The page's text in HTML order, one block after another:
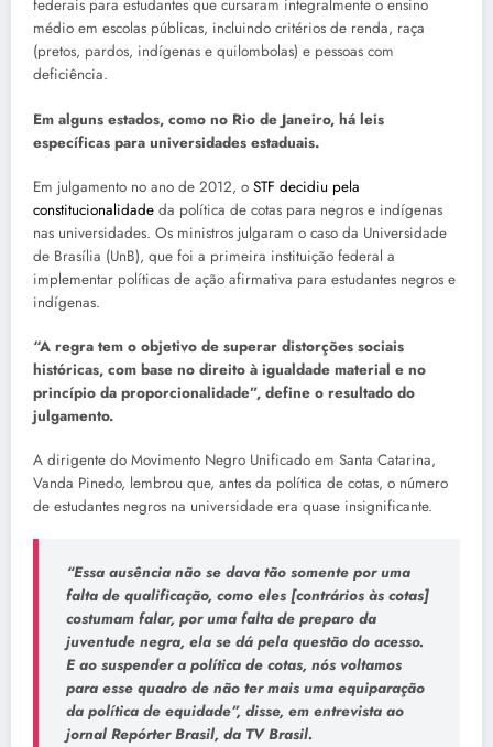
federais para estudantes que cursaram integralmente o ensino
médio em escolas públicas, incluindo critérios de renda, raça
(pretos, pardos, indígenas e quilombolas) e pessoas com
deficiência.
Em alguns estados, como no Rio de Janeiro, há leis
específicas para universidades estaduais.
Em julgamento no ano de 2012, o STF decidiu pela
constitucionalidade da política de cotas para negros e indígenas
nas universidades. Os ministros julgaram o caso da Universidade
de Brasília (UnB), que foi a primeira instituição federal a
implementar políticas de ação afirmativa para estudantes negros e
indígenas.
“A regra tem o objetivo de superar distorções sociais
históricas, com base no direito à igualdade material e no
princípio da proporcionalidade”, define o resultado do
julgamento.
A dirigente do Movimento Negro Unificado em Santa Catarina,
Vanda Pinedo, lembrou que, antes da política de cotas, o número
de estudantes negros na universidade era quase insignificante.
“Essa ausência não se dava tão somente por uma
falta de qualificação, como eles [contrários às cotas]
costumam falar, por uma falta de preparo da
juventude negra, ela se dá pela questão do acesso.
E ao suspender a política de cotas, nós voltamos
para esse quadro de não ter mais uma equiparação
da política de equidade”, disse, em entrevista ao
jornal Repórter Brasil, da TV Brasil.